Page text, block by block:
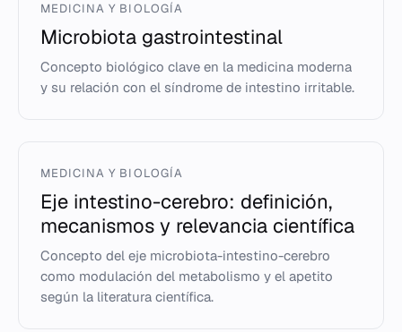
MEDICINA Y BIOLOGÍA
Microbiota gastrointestinal
Concepto biológico clave en la medicina moderna
y su relación con el síndrome de intestino irritable.
MEDICINA Y BIOLOGÍA
Eje intestino-cerebro: definición,
mecanismos y relevancia científica
Concepto del eje microbiota-intestino-cerebro
como modulación del metabolismo y el apetito
según la literatura científica.